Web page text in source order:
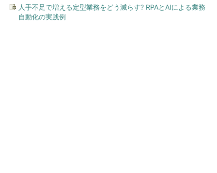
人手不足で増える定型業務をどう減らす? RPAとAIによる業務
自動化の実践例